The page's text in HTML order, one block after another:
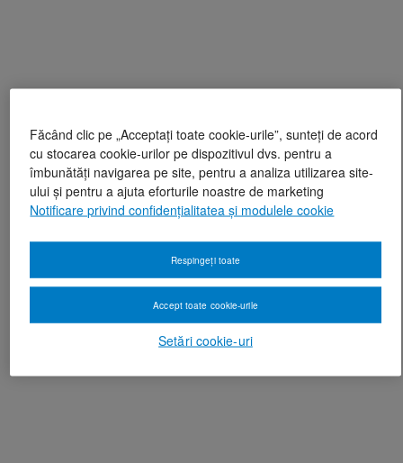
Făcând clic pe „Acceptați toate cookie-urile”, sunteți de acord
cu stocarea cookie-urilor pe dispozitivul dvs. pentru a
îmbunătăți navigarea pe site, pentru a analiza utilizarea site-
ului și pentru a ajuta eforturile noastre de marketing
Notificare privind confidențialitatea și modulele cookie
Setări cookie-uri
Respingeți toate
Accept toate cookie-urile